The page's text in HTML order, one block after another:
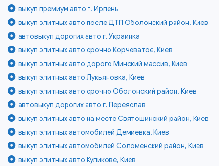
выкуп премиум авто г. Ирпень
выкуп элитных авто после ДТП Оболонский район, Киев
автовыкуп дорогих авто г. Украинка
выкуп элитных авто срочно Корчеватое, Киев
выкуп элитных авто дорого Минский массив, Киев
выкуп элитных авто Лукьяновка, Киев
выкуп элитных авто срочно Оболонский район, Киев
автовыкуп дорогих авто г. Переяслав
выкуп элитных авто на месте Святошинский район, Киев
выкуп элитных автомобилей Демиевка, Киев
выкуп элитных автомобилей Соломенский район, Киев
выкуп элитных авто Куликове, Киев